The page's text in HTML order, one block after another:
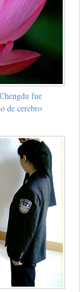
fue
de cerebro